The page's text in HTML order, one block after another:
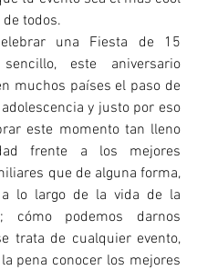
todos.
una Fiesta de 15
este aniversario
muchos países el paso de
y justo por eso
este momento tan lleno
frente a los mejores
que de alguna forma,
lo largo de la vida de la
cómo podemos darnos
trata de cualquier evento,
pena conocer los mejores